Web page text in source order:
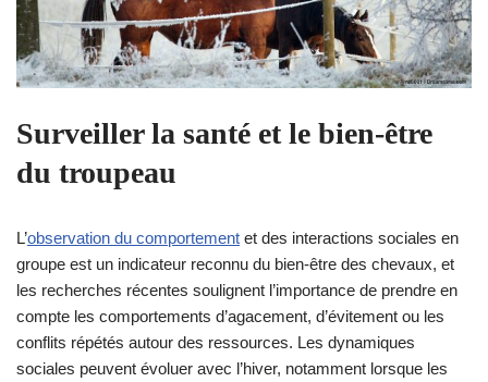
Surveiller la santé et le bien‑être
du troupeau
L’observation du comportement et des interactions sociales en
groupe est un indicateur reconnu du bien‑être des chevaux, et
les recherches récentes soulignent l’importance de prendre en
compte les comportements d’agacement, d’évitement ou les
conflits répétés autour des ressources. Les dynamiques
sociales peuvent évoluer avec l’hiver, notamment lorsque les